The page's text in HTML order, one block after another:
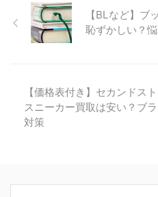
【BLなど】ブ
恥ずかしい？
【価格表付き】セカンドス
スニーカー買取は安い？ブ
対策